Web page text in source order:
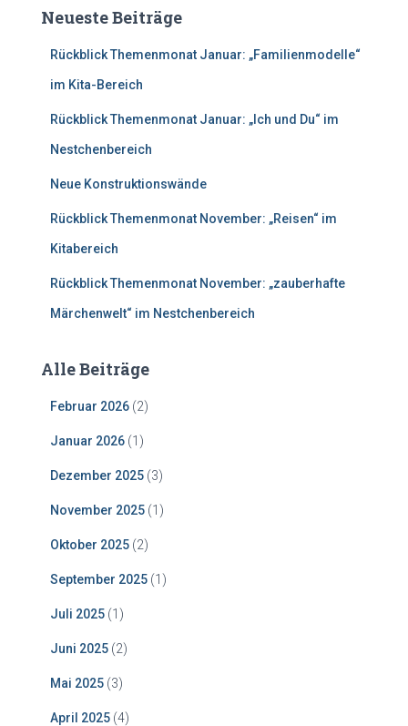
n
Neueste Beiträge
Rückblick Themenmonat Januar: „Familienmodelle“
im Kita-Bereich
Rückblick Themenmonat Januar: „Ich und Du“ im
Nestchenbereich
Neue Konstruktionswände
Rückblick Themenmonat November: „Reisen“ im
Kitabereich
Rückblick Themenmonat November: „zauberhafte
Märchenwelt“ im Nestchenbereich
Alle Beiträge
Februar 2026 (2)
Januar 2026 (1)
Dezember 2025 (3)
November 2025 (1)
Oktober 2025 (2)
September 2025 (1)
Juli 2025 (1)
Juni 2025 (2)
Mai 2025 (3)
April 2025 (4)